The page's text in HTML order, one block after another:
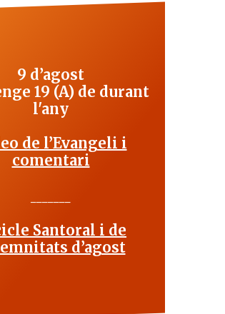
9 d’agost
19 (A) de durant
l'any
de l’Evangeli i
comentari
Santoral i de
d’agost